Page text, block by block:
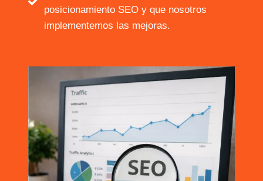
posicionamiento SEO y que nosotros
implementemos las mejoras.